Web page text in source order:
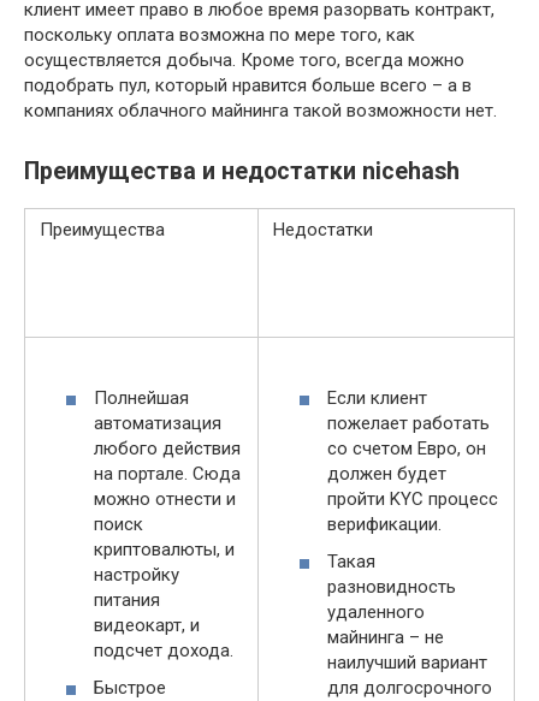
клиент имеет право в любое время разорвать контракт,
поскольку оплата возможна по мере того, как
осуществляется добыча. Кроме того, всегда можно
подобрать пул, который нравится больше всего – а в
компаниях облачного майнинга такой возможности нет.
Преимущества и недостатки nicehash
Преимущества Недостатки
Полнейшая
автоматизация
любого действия
на портале. Сюда
можно отнести и
поиск
криптовалюты, и
настройку
питания
видеокарт, и
подсчет дохода.
Быстрое
Если клиент
пожелает работать
со счетом Евро, он
должен будет
пройти KYC процесс
верификации.
Такая
разновидность
удаленного
майнинга – не
наилучший вариант
для долгосрочного